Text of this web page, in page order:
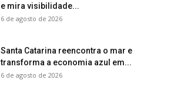
e mira visibilidade...
6 de agosto de 2026
Santa Catarina reencontra o mar e
transforma a economia azul em...
6 de agosto de 2026